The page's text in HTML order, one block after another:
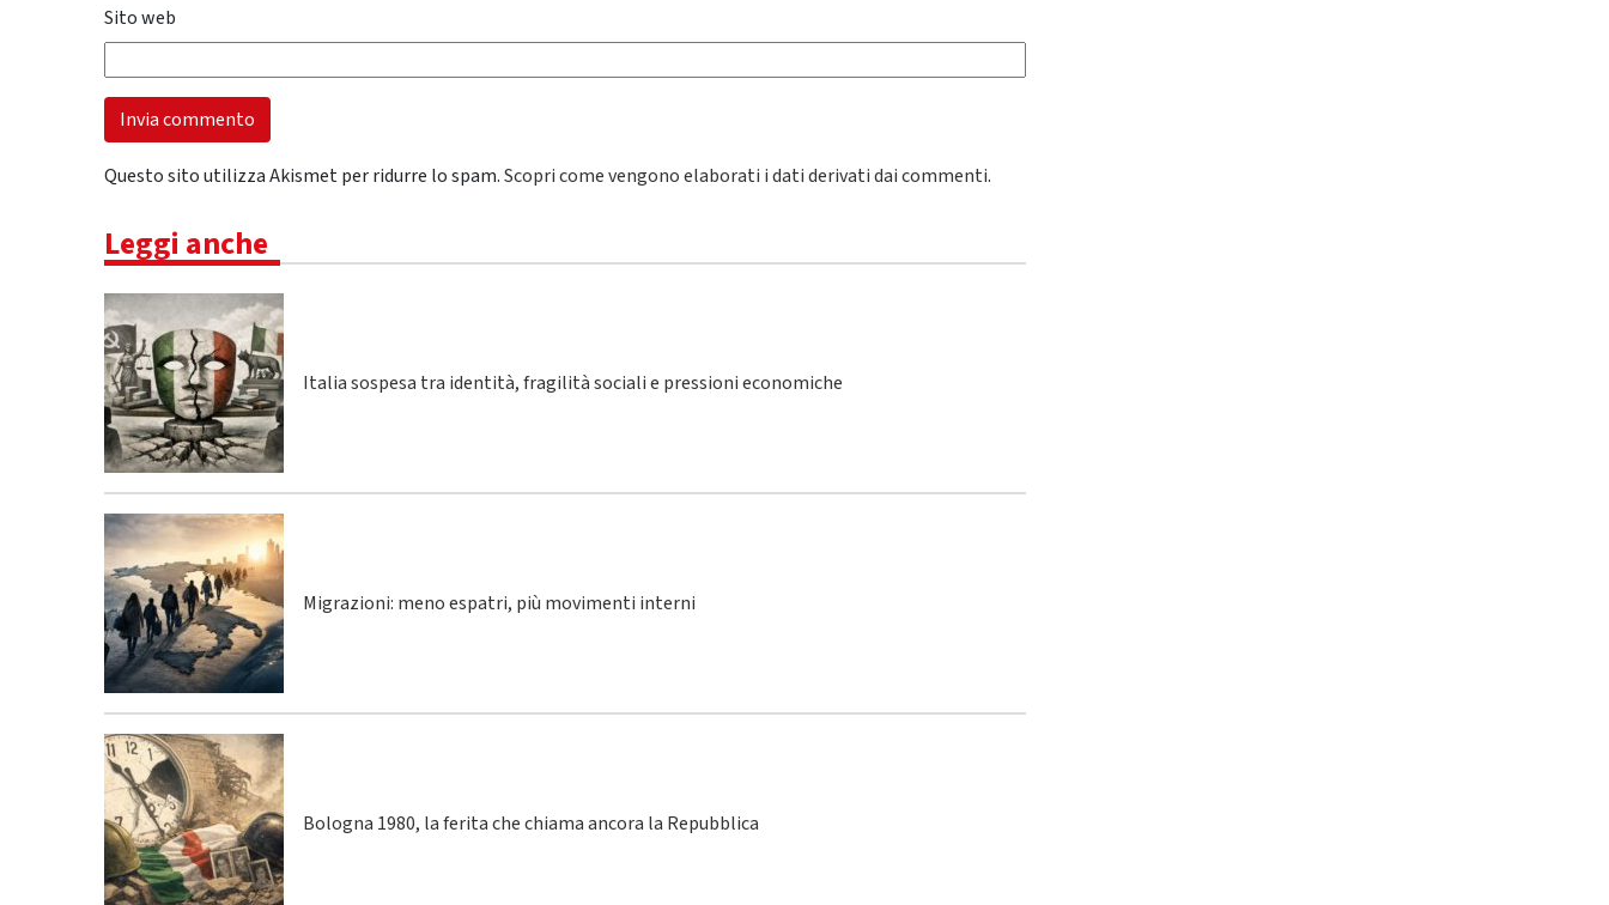
Sito web
Questo sito utilizza Akismet per ridurre lo spam.Scopri come vengono elaborati i dati derivati dai commenti.
Leggi anche
Italia sospesa tra identità, fragilità sociali e pressioni economiche
Migrazioni: meno espatri, più movimenti interni
Bologna 1980, la ferita che chiama ancora la Repubblica